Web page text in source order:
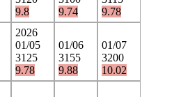
9.8
9.74
9.78
2026
01/05
3125
9.78
01/06
3155
9.88
01/07
3200
10.02